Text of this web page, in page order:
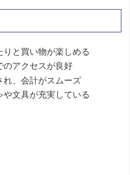
りと買い物が楽しめる
のアクセスが良好
れ、会計がスムーズ
文具が充実している